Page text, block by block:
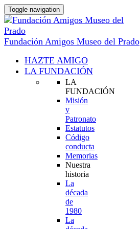
Toggle navigation
Fundación Amigos Museo del Prado
HAZTE AMIGO
LA FUNDACIÓN
LA
FUNDACIÓN
Misión
y
Patronato
Estatutos
Código
conducta
Memorias
Nuestra
historia
La
década
de
1980
La